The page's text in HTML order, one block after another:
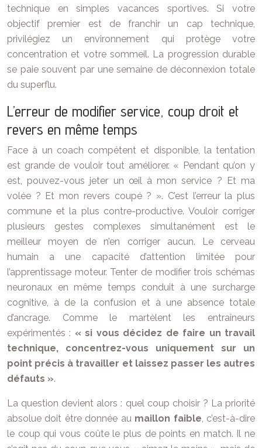
technique en simples vacances sportives. Si votre
objectif premier est de franchir un cap technique,
privilégiez un environnement qui protège votre
concentration et votre sommeil. La progression durable
se paie souvent par une semaine de déconnexion totale
du superflu.
L’erreur de modifier service, coup droit et
revers en même temps
Face à un coach compétent et disponible, la tentation
est grande de vouloir tout améliorer. « Pendant qu’on y
est, pouvez-vous jeter un œil à mon service ? Et ma
volée ? Et mon revers coupé ? ». C’est l’erreur la plus
commune et la plus contre-productive. Vouloir corriger
plusieurs gestes complexes simultanément est le
meilleur moyen de n’en corriger aucun. Le cerveau
humain a une capacité d’attention limitée pour
l’apprentissage moteur. Tenter de modifier trois schémas
neuronaux en même temps conduit à une surcharge
cognitive, à de la confusion et à une absence totale
d’ancrage. Comme le martèlent les entraîneurs
expérimentés : « si vous décidez de faire un travail
technique, concentrez-vous uniquement sur un
point précis à travailler et laissez passer les autres
défauts ».
La question devient alors : quel coup choisir ? La priorité
absolue doit être donnée au maillon faible, c’est-à-dire
le coup qui vous coûte le plus de points en match. Il ne